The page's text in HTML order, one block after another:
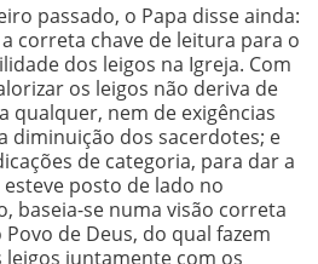
passado, o Papa disse ainda:
correta chave de leitura para o
dos leigos na Igreja. Com
os leigos não deriva de
qualquer, nem de exigências
diminuição dos sacerdotes; e
de categoria, para dar a
posto de lado no
baseia-se numa visão correta
de Deus, do qual fazem
juntamente com os